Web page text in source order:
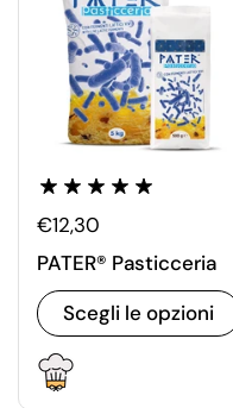
€12,30
PATER® Pasticceria
Scegli le opzioni